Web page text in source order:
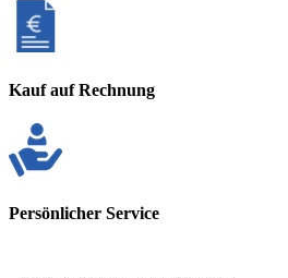
Kauf auf Rechnung
Persönlicher Service